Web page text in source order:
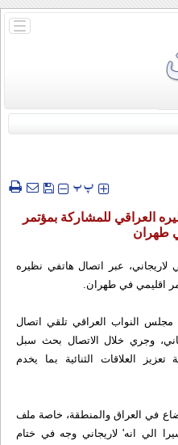
باز
‍‍‍ پپ
العراقي للمشاركة بمؤتمر
طهران
لاريجاني، عبر اتصال هاتفي نظيره
اقليمي في طهران.
مجلس النواب العراقي تلقي اتصال
وجري خلال الاتصال بحث سبل
تعزيز العلاقات الثنائية بما يخدم
في العراق والمنطقة، خاصة ملف
الي انه' لاريجاني وجه في ختام